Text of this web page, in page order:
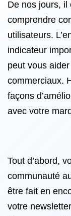
De nos jours, il
comprendre
utilisateurs.
indicateur
peut vous
commerciaux.
façons
avec votre
Tout d’abord,
communauté
être fait en
votre